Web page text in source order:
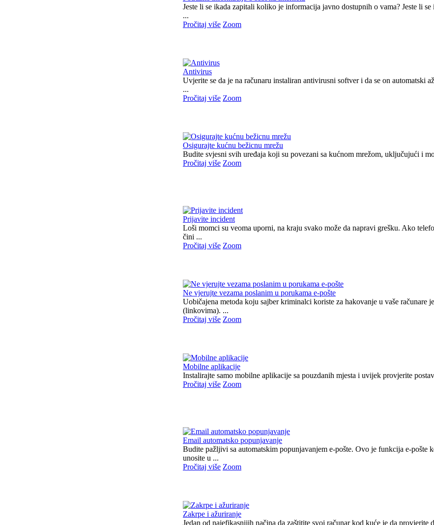
Jeste li se ikada zapitali koliko je informacija javno dostupnih o vama? Jeste li
...
Pročitaj više Zoom
Antivirus
Uvjerite se da je na računaru instaliran antivirusni softver i da se on automatski
...
Pročitaj više Zoom
Osigurajte kućnu bežicnu mrežu
Budite svjesni svih uređaja koji su povezani sa kućnom mrežom, uključujući i
Pročitaj više Zoom
Prijavite incident
Loši momci su veoma uporni, na kraju svako može da napravi grešku. Ako
čini ...
Pročitaj više Zoom
Ne vjerujte vezama poslanim u porukama e-pošte
Uobičajena metoda koju sajber kriminalci koriste za hakovanje u vaše računare
(linkovima). ...
Pročitaj više Zoom
Mobilne aplikacije
Instalirajte samo mobilne aplikacije sa pouzdanih mjesta i uvijek provjerite
Pročitaj više Zoom
Email automatsko popunjavanje
Budite pažljivi sa automatskim popunjavanjem e-pošte. Ovo je funkcija e-pošte
unosite u ...
Pročitaj više Zoom
Zakrpe i ažuriranje
Jedan od najefikasnijih načina da zaštitite svoj računar kod kuće je da